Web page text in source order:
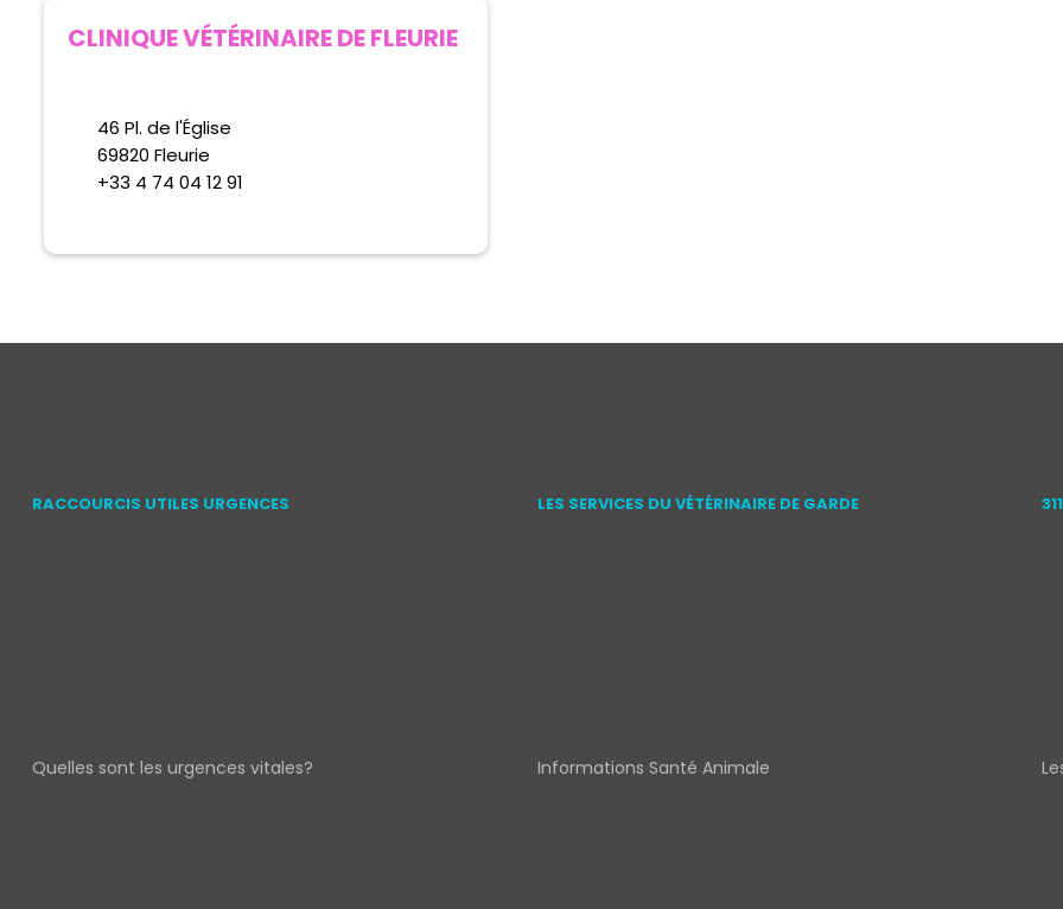
CLINIQUE VÉTÉRINAIRE DE FLEURIE
46 Pl. de l'Église
69820 Fleurie
+33 4 74 04 12 91
RACCOURCIS UTILES URGENCES
Quelles sont les urgences vitales?
LES SERVICES DU VÉTÉRINAIRE DE GARDE
Informations Santé Animale